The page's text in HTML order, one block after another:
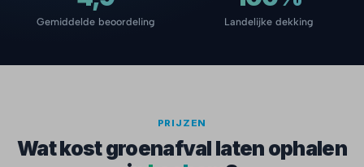
Gemiddelde beoordeling Landelijke dekking
PRIJZEN
Wat kost groenafval laten ophalen